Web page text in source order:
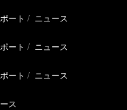
ート ニュース
ート ニュース
ート ニュース
ス